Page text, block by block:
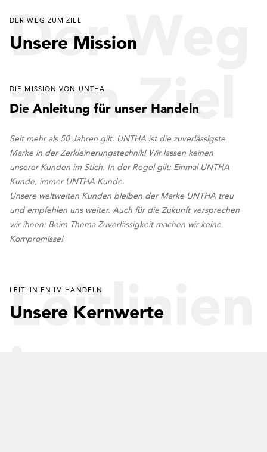
Der Weg
zum Ziel
DER WEG ZUM ZIEL
Unsere Mission
DIE MISSION VON UNTHA
Die Anleitung für unser Handeln
Seit mehr als 50 Jahren gilt: UNTHA ist die zuverlässigste
Marke in der Zerkleinerungstechnik! Wir lassen keinen
unserer Kunden im Stich. In der Regel gilt: Einmal UNTHA
Kunde, immer UNTHA Kunde.
Unsere weltweiten Kunden bleiben der Marke UNTHA treu
und empfehlen uns weiter. Auch für die Zukunft versprechen
wir ihnen: Beim Thema Zuverlässigkeit machen wir keine
Kompromisse!
Leitlinien
LEITLINIEN IM HANDELN
Unsere Kernwerte